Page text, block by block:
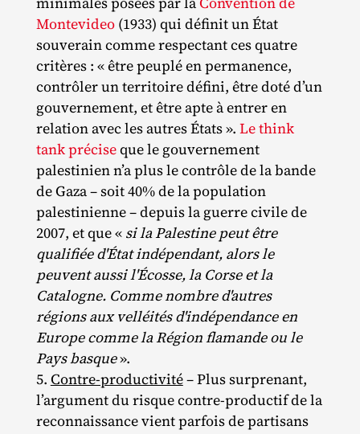
Montevideo(1933) qui définit un État
souverain comme respectant ces quatre
critères : « être peuplé en permanence,
contrôler un territoire défini, être doté d’un
gouvernement, et être apte à entrer en
relation avec les autres États ». Le think
tank préciseque le gouvernement
palestinien n’a plus le contrôle de la bande
de Gaza – soit 40% de la population
palestinienne – depuis la guerre civile de
2007, et que « si la Palestine peut être
qualifiée d'État indépendant, alors le
peuvent aussi l'Écosse, la Corse et la
Catalogne. Comme nombre d'autres
régions aux velléités d'indépendance en
Europe comme la Région flamande ou le
Pays basque».
Contre-productivité– Plus surprenant,
l’argument du risque contre‐​productif de la
reconnaissance vient parfois de partisans